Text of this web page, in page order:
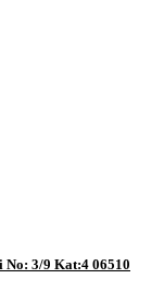
No: 3/9 Kat:4 06510